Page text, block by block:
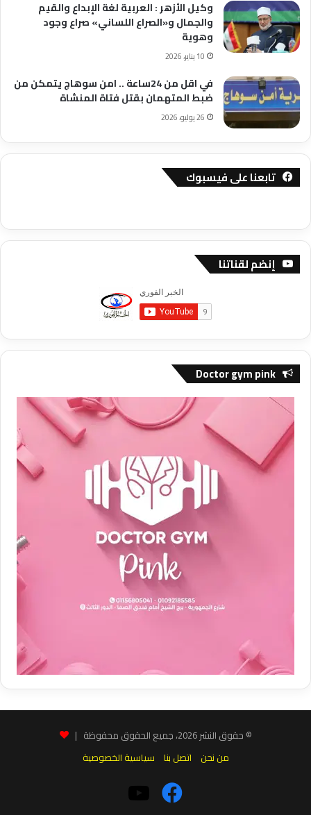
وكيل الأزهر : العربية لغة الإبداع والقيم
والجمال و«الصراع اللساني» صراع وجود
وهوية
10 يناير، 2026
في اقل من 24ساعة .. امن سوهاج يتمكن من
ضبط المتهمان بقتل فتاة المنشاة
26 يوليو، 2026
تابعنا على فيسبوك
إنضم لقناتنا
Doctor gym pink
© حقوق النشر 2026، جميع الحقوق محفوظة |
من نحن
اتصل بنا سياسية الخصوصية
فيسبوك